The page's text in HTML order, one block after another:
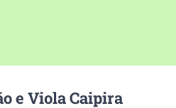
e Viola Caipira